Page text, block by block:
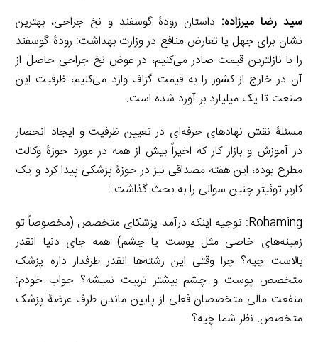
سيد رضا میرزاده: داستان رودۀ گوسفند و نخ جراحی، بهترین
نشان برای جهل یا تعارض منافع در وزارت بهداشت: رودۀ گوسفند
را با نازلترین قیمت صادر می‌کنیم، در عوض نخ جراحی حاصل از
آن در خارج از کشور را به قیمت گزاف وارد می‌کنیم، ظرفیت این
صنعت تا یک میلیارد بر آورد شده است.
مسئلۀ نقش نهادهای حرفه‌ای در تعیین ظرفیت و ایجاد انحصار
در آموزش و بازار کار که اخیراً بیش از همه در مورد حوزۀ وکالت
مطرح بوده، این هفته مصداقی نیز در حوزۀ پزشکی پیدا کرد و یک
کاربر توئیتر چنین سوالی را به بحث گذاشت:
Rohaming: توجیه اینکه درآمد پزشکای متخصص (مخصوصاً تو
زمینه‌های خاصی مثل پوست یا چشم) همه جای دنیا انقدر
بالاست چیه؟ چرا وقتی این رشته‌ها انقدر طرفدار داره پزشک
متخصص پوست و چشم بیشتر تربیت نمیشه؟ جواب خودم:
منفعت مالی متخصصان فعلی از پایین ماندن طرف عرضۀ پزشک
متخصص. نظر شما چیه؟